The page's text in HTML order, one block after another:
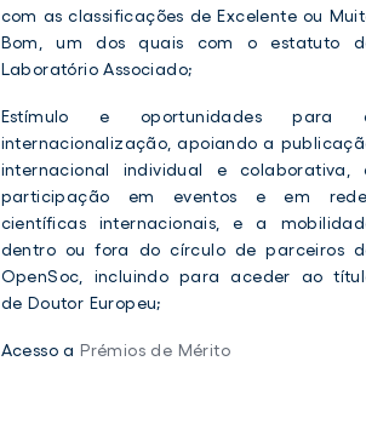
com as classificações de Excelente ou
Bom, um dos quais com o estatuto
Laboratório Associado;
Estímulo e oportunidades para
internacionalização, apoiando a
internacional individual e colaborativa,
participação em eventos e em
científicas internacionais, e a
dentro ou fora do círculo de parceiros
OpenSoc, incluindo para aceder ao
de Doutor Europeu;
Acesso a Prémios de Mérito